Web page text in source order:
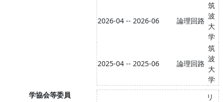
2026-04 -- 2026-06 論理回路
筑
波
大
学
2025-04 -- 2025-06 論理回路
筑
波
大
学
学協会等委員
リ